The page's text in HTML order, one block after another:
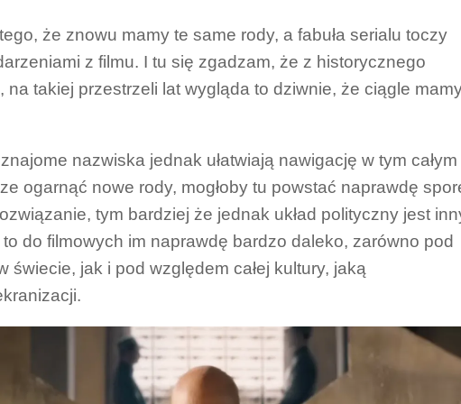
że znowu mamy te same rody, a fabuła serialu toczy
z filmu. I tu się zgadzam, że z historycznego
takiej przestrzeli lat wygląda to dziwnie, że ciągle
nazwiska jednak ułatwiają nawigację w tym całym
ogarnąć nowe rody, mogłoby tu powstać naprawdę
tym bardziej że jednak układ polityczny jest
do filmowych im naprawdę bardzo daleko, zarówno pod
świecie, jak i pod względem całej kultury, jaką